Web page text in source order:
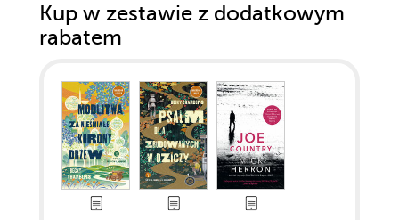
Kup w zestawie z dodatkowym
rabatem